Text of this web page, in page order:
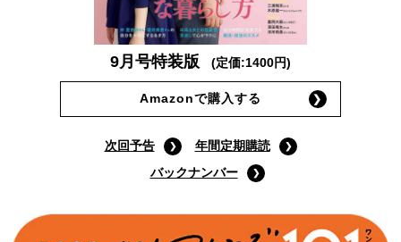
9月号特装版 (定価:1400円)
Amazonで購入する
次回予告
年間定期購読
バックナンバー